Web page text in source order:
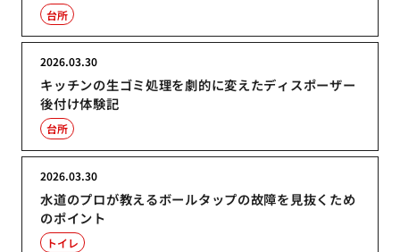
台所
キッチンの生ゴミ処理を劇的に変えたディスポーザー
後付け体験記
2026.03.30
台所
水道のプロが教えるボールタップの故障を見抜くため
のポイント
2026.03.30
トイレ